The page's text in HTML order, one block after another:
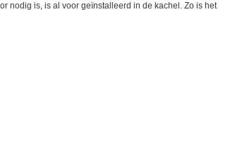
nodig is, is al voor geïnstalleerd in de kachel. Zo is het